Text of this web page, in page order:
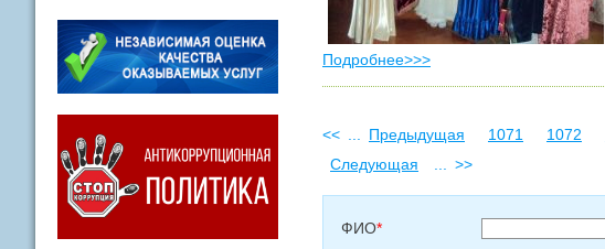
Подробнее>>>
<< Предыдущая 1071 1072
Следующая
>>
ФИО*